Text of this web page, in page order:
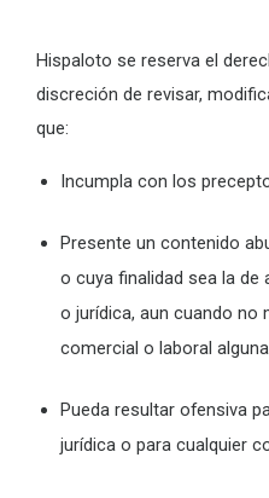
Hispaloto se reserva el
discreción de revisar,
que:
Incumpla con los
Presente un contenido
o cuya finalidad sea la
o jurídica, aun cuando no
comercial o laboral
Pueda resultar ofensiva
jurídica o para cualquier